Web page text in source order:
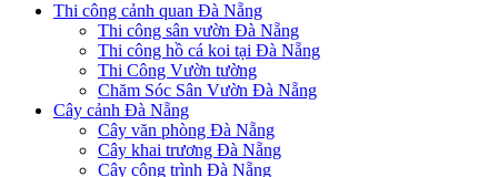
Thi công cảnh quan Đà Nẵng
Thi công sân vườn Đà Nẵng
Thi công hồ cá koi tại Đà Nẵng
Thi Công Vườn tường
Chăm Sóc Sân Vườn Đà Nẵng
Cây cảnh Đà Nẵng
Cây văn phòng Đà Nẵng
Cây khai trương Đà Nẵng
Cây công trình Đà Nẵng